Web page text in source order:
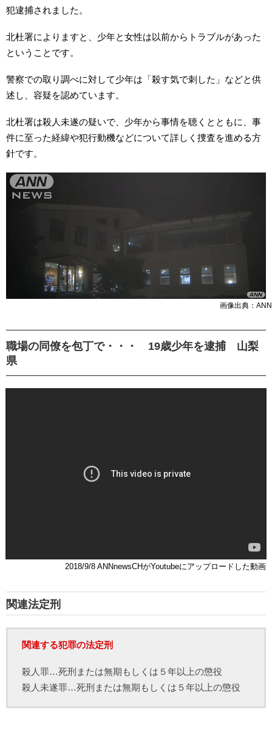
犯逮捕されました。
北杜署によりますと、少年と女性は以前からトラブルがあった
ということです。
警察での取り調べに対して少年は「殺す気で刺した」などと供
述し、容疑を認めています。
北杜署は殺人未遂の疑いで、少年から事情を聴くとともに、事
件に至った経緯や犯行動機などについて詳しく捜査を進める方
針です。
画像出典：ANN
職場の同僚を包丁で・・・ 19歳少年を逮捕 山梨
県
2018/9/8 ANNnewsCHがYoutubeにアップロードした動画
関連法定刑
関連する犯罪の法定刑
殺人罪…死刑または無期もしくは５年以上の懲役
殺人未遂罪…死刑または無期もしくは５年以上の懲役